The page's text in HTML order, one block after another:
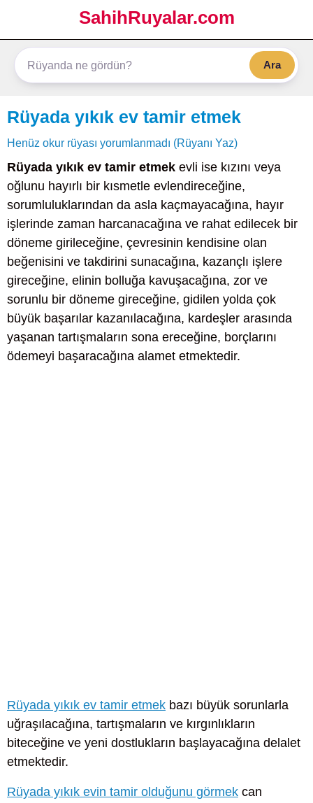
SahihRuyalar.com
Ara
Rüyada yıkık ev tamir etmek
Henüz okur rüyası yorumlanmadı (Rüyanı Yaz)
Rüyada yıkık ev tamir etmek evli ise kızını veya
oğlunu hayırlı bir kısmetle evlendireceğine,
sorumluluklarından da asla kaçmayacağına, hayır
işlerinde zaman harcanacağına ve rahat edilecek bir
döneme girileceğine, çevresinin kendisine olan
beğenisini ve takdirini sunacağına, kazançlı işlere
gireceğine, elinin bolluğa kavuşacağına, zor ve
sorunlu bir döneme gireceğine, gidilen yolda çok
büyük başarılar kazanılacağına, kardeşler arasında
yaşanan tartışmaların sona ereceğine, borçlarını
ödemeyi başaracağına alamet etmektedir.
Rüyada yıkık ev tamir etmek bazı büyük sorunlarla
uğraşılacağına, tartışmaların ve kırgınlıkların
biteceğine ve yeni dostlukların başlayacağına delalet
etmektedir.
Rüyada yıkık evin tamir olduğunu görmek can